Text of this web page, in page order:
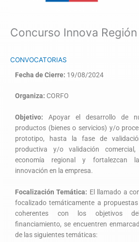
Concurso Innova
CONVOCATORIAS
Fecha de Cierre: 19/08/2024
Organiza: CORFO
Objetivo:Apoyar el desarrollo de
productos (bienes o servicios) y/o
prototipo, hasta la fase de
productiva y/o validación
economía regional y fortalezcan
innovación en la empresa.
Focalización Temática: El llamado a
focalizado temáticamente a
coherentes con los objetivos
financiamiento, se encuentren
de las siguientes temáticas: